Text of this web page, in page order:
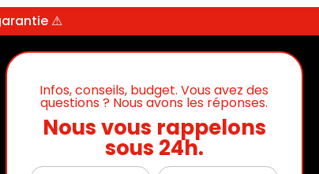
⚠
Infos, conseils, budget. Vous avez des
questions ? Nous avons les réponses.
Nous vous rappelons
sous 24h.